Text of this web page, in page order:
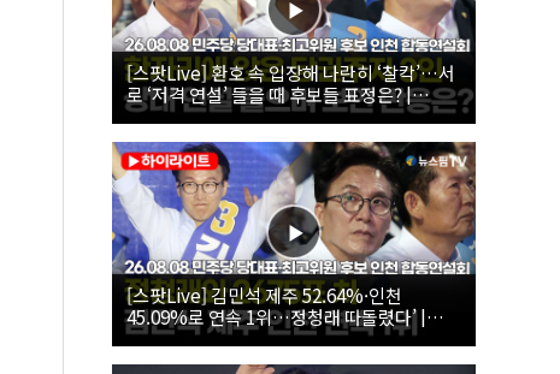
[스팟Live] 환호 속 입장해 나란히 ‘찰칵’…서
로 ‘저격 연설’ 들을 때 후보들 표정은? |
26.08.08 더불어민주당 당대표·최고위원 후
보 인천 합동연설회
[스팟Live] 김민석 제주 52.64%·인천
45.09%로 연속 1위…정청래 따돌렸다’ |
26.08.08 더불어민주당 당대표·최고위원 후
보 인천 합동연설회